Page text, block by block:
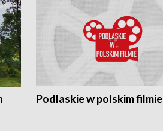
Podlaskie w polskim filmie